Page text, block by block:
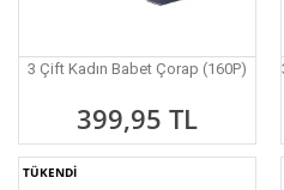
3 Çift Kadın Babet Çorap (160P)
399,95 TL
TÜKENDİ